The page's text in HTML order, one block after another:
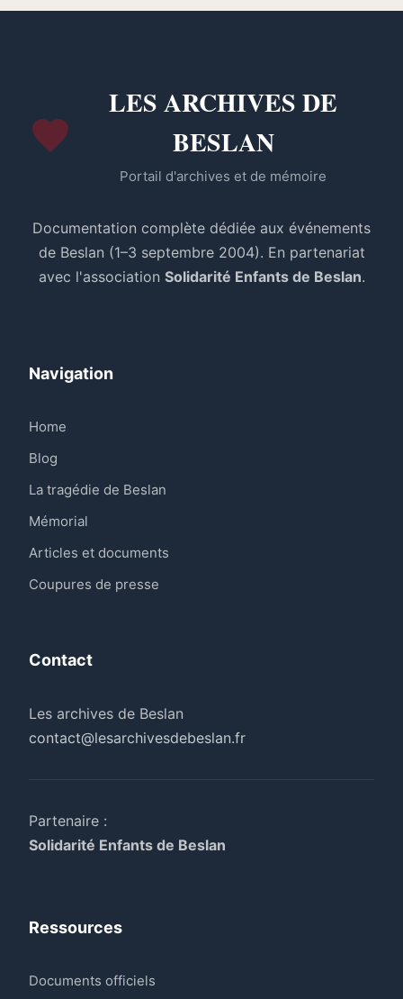
LES ARCHIVES DE
BESLAN
Portail d'archives et de mémoire
Documentation complète dédiée aux événements
de Beslan (1–3 septembre 2004). En partenariat
avec l'association Solidarité Enfants de Beslan.
Navigation
Home
Blog
La tragédie de Beslan
Mémorial
Articles et documents
Coupures de presse
Contact
Les archives de Beslan
contact@lesarchivesdebeslan.fr
Partenaire :
Solidarité Enfants de Beslan
Ressources
Documents officiels